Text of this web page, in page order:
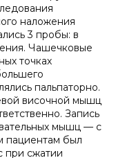
наложения
3 пробы: в
Чашечковые
точках
пальпаторно.
височной мышц
Запись
мышц — с
пациентам был
при сжатии